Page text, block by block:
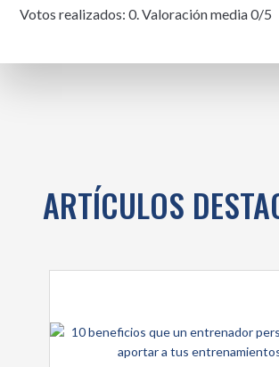
Votos realizados:0. Valoración media0/5
ARTÍCULOS